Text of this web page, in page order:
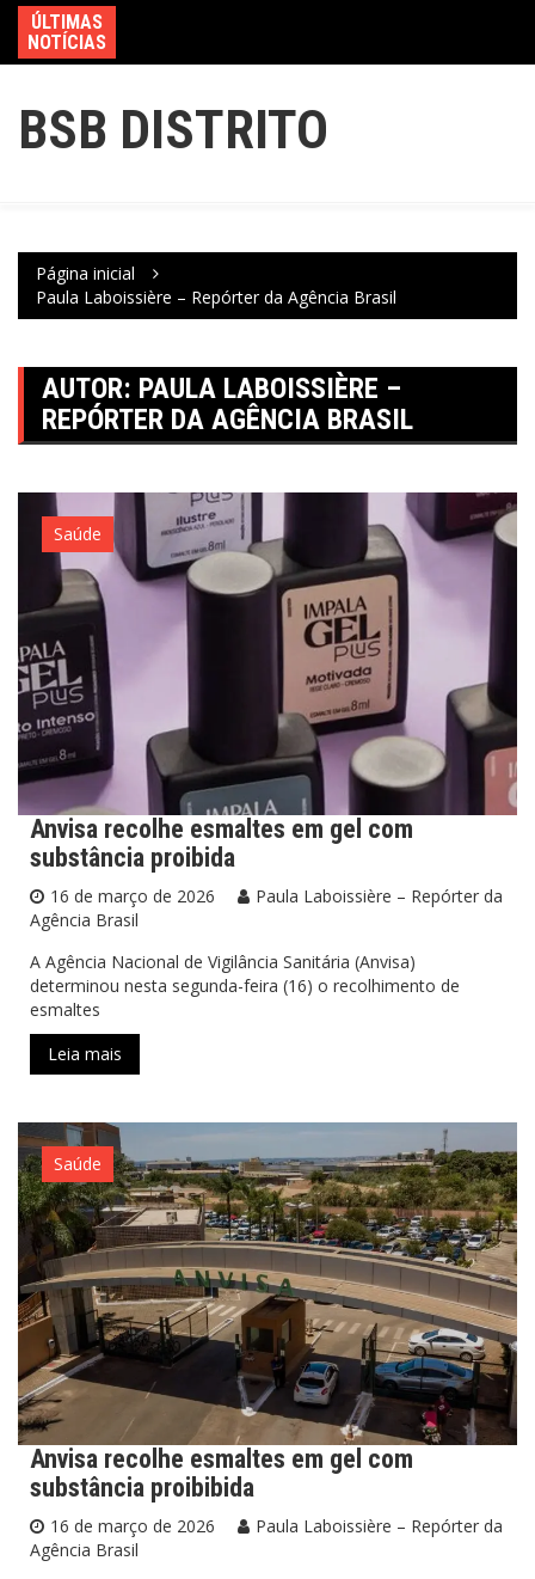
ÚLTIMAS
NOTÍCIAS
BSB DISTRITO
Página inicial
Paula Laboissière – Repórter da Agência Brasil
AUTOR: PAULA LABOISSIÈRE –
REPÓRTER DA AGÊNCIA BRASIL
Saúde
Anvisa recolhe esmaltes em gel com
substância proibida
16 de março de 2026
Paula Laboissière – Repórter da
Agência Brasil
A Agência Nacional de Vigilância Sanitária (Anvisa)
determinou nesta segunda-feira (16) o recolhimento de
esmaltes
Leia mais
Saúde
Anvisa recolhe esmaltes em gel com
substância proibibida
16 de março de 2026
Paula Laboissière – Repórter da
Agência Brasil